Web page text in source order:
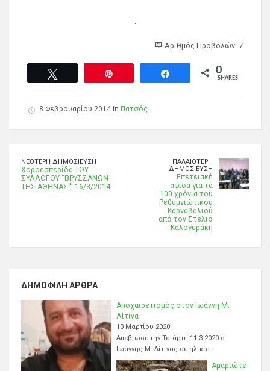
Αριθμός Προβολών: 7
0
SHARES
8 Φεβρουαρίου 2014 in Πατσός
ΝΕΌΤΕΡΗ ΔΗΜΟΣΊΕΥΣΗ
Χοροεσπερίδα ΤΟΥ
ΣΥΛΛΟΓΟΥ ''ΒΡΥΣΣΑΝΩΝ
ΤΗΣ ΑΘΗΝΑΣ'', 16/3/2014
ΠΑΛΑΙΌΤΕΡΗ
ΔΗΜΟΣΊΕΥΣΗ
Επετειακή
αφίσα για τα
100 χρόνια του
Ρεθυμνιώτικου
Καρναβαλιού
από τον Στέλιο
Καλογεράκη
ΔΗΜΟΦΙΛΉ ΆΡΘΡΑ
Αποχαιρετισμός στον Ιωάννη Μ.
Λίτινα
13 Μαρτίου 2020
Απεβίωσε την Τετάρτη 11-3-2020 ο
Ιωάννης Μ. Λίτινας σε ηλικία…
Αμαριώτε